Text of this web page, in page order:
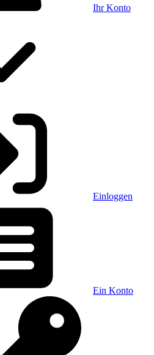
Ihr Konto
Einloggen
Ein Konto